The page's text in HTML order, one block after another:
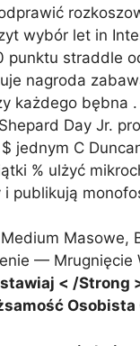
wybór let in
straddle
nagroda
każdego bębna
Day Jr.
jednym C
% ulżyć
i publikują
Medium
— Mrugnięcie
< /Strong